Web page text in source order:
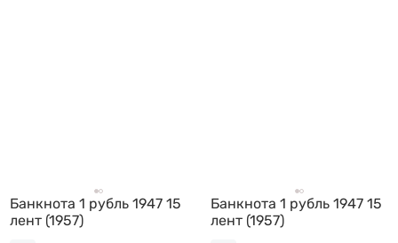
Банкнота 1 рубль 1947 15
лент (1957)
Банкнота 1 рубль 1947 15
лент (1957)